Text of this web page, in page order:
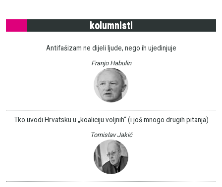
kolumnisti
Antifašizam ne dijeli ljude, nego ih ujedinjuje
Franjo Habulin
Tko uvodi Hrvatsku u „koaliciju voljnih“ (i još mnogo drugih pitanja)
Tomislav Jakić